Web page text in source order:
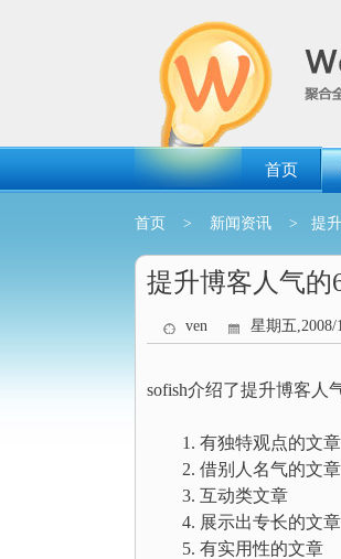
首页
首页 > 新闻资讯 > 提升
提升博客人气的
ven 星期五,2008/
sofish介绍了提升博客人
有独特观点的文章
借别人名气的文章
互动类文章
展示出专长的文章
有实用性的文章